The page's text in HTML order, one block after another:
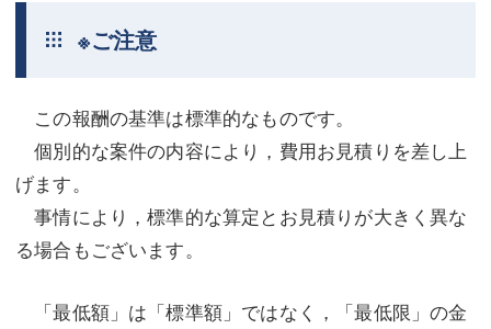
※ご注意
この報酬の基準は標準的なものです。
個別的な案件の内容により，費用お見積りを差し上
げます。
事情により，標準的な算定とお見積りが大きく異な
る場合もございます。
「最低額」は「標準額」ではなく，「最低限」の金